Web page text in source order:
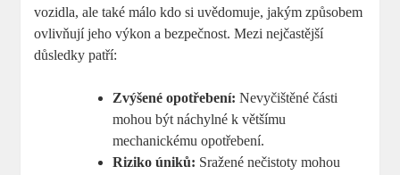
vozidla, ale také málo kdo si uvědomuje, jakým způsobem
ovlivňují jeho výkon a bezpečnost. Mezi nejčastější
důsledky patří:
Zvýšené opotřebení: Nevyčištěné části
mohou být náchylné k většímu
mechanickému opotřebení.
Riziko úniků: Sražené nečistoty mohou